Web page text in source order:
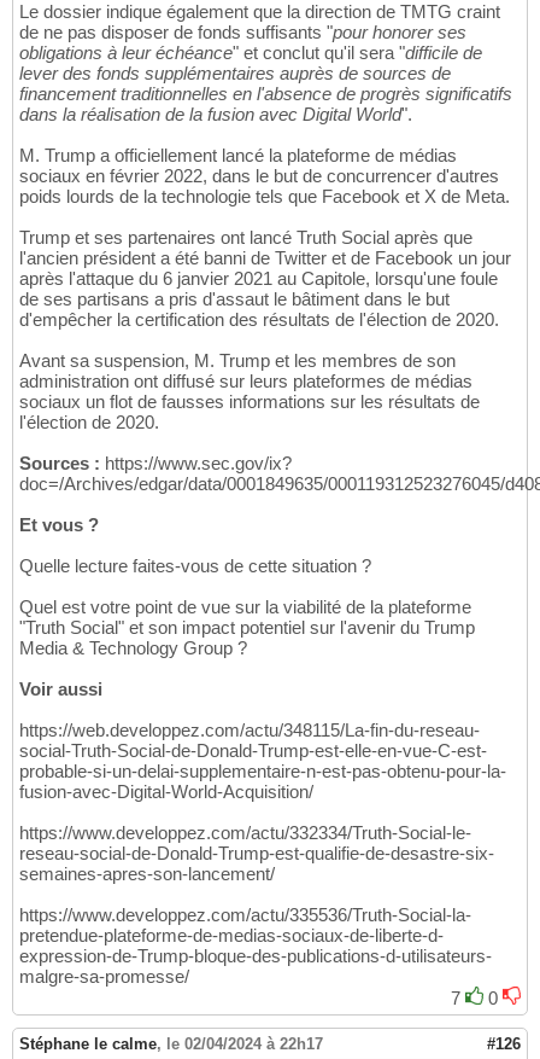
Le dossier indique également que la direction de TMTG craint
de ne pas disposer de fonds suffisants "pour honorer ses
obligations à leur échéance" et conclut qu'il sera "difficile de
lever des fonds supplémentaires auprès de sources de
financement traditionnelles en l'absence de progrès significatifs
dans la réalisation de la fusion avec Digital World".
M. Trump a officiellement lancé la plateforme de médias
sociaux en février 2022, dans le but de concurrencer d'autres
poids lourds de la technologie tels que Facebook et X de Meta.
Trump et ses partenaires ont lancé Truth Social après que
l'ancien président a été banni de Twitter et de Facebook un jour
après l'attaque du 6 janvier 2021 au Capitole, lorsqu'une foule
de ses partisans a pris d'assaut le bâtiment dans le but
d'empêcher la certification des résultats de l'élection de 2020.
Avant sa suspension, M. Trump et les membres de son
administration ont diffusé sur leurs plateformes de médias
sociaux un flot de fausses informations sur les résultats de
l'élection de 2020.
Sources : https://www.sec.gov/ix?
doc=/Archives/edgar/data/0001849635/000119312523276045/
Et vous ?
Quelle lecture faites-vous de cette situation ?
Quel est votre point de vue sur la viabilité de la plateforme
"Truth Social" et son impact potentiel sur l'avenir du Trump
Media & Technology Group ?
Voir aussi
https://web.developpez.com/actu/348115/La-fin-du-reseau-
social-Truth-Social-de-Donald-Trump-est-elle-en-vue-C-est-
probable-si-un-delai-supplementaire-n-est-pas-obtenu-pour-la-
fusion-avec-Digital-World-Acquisition/
https://www.developpez.com/actu/332334/Truth-Social-le-
reseau-social-de-Donald-Trump-est-qualifie-de-desastre-six-
semaines-apres-son-lancement/
https://www.developpez.com/actu/335536/Truth-Social-la-
pretendue-plateforme-de-medias-sociaux-de-liberte-d-
expression-de-Trump-bloque-des-publications-d-utilisateurs-
malgre-sa-promesse/
7
0
Stéphane le calme, le 02/04/2024 à 22h17 #126